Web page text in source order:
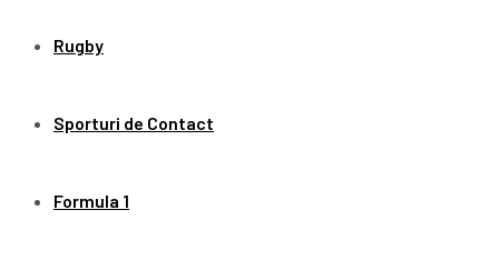
Rugby
Sporturi de Contact
Formula 1